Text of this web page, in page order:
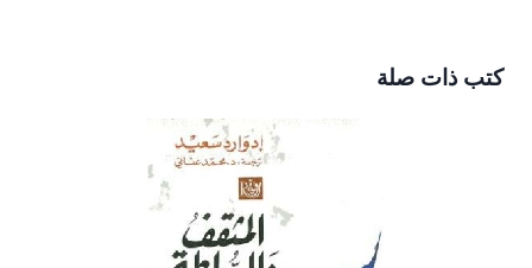
كتب ذات صلة